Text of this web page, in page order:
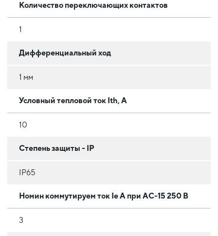
Количество переключающих контактов
1
Дифференциальный ход
1 мм
Условный тепловой ток Ith, А
10
Степень защиты - IP
IP65
Номин коммутируем ток Ie А при AC-15 250 В
3